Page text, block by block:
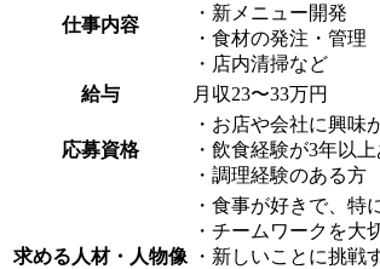
仕事内容
・新メニュー開発
・食材の発注・管理
・店内清掃など
給与
月収23〜33万円
応募資格
・お店や会社に興味
・飲食経験が3年以
・調理経験のある方
求める人材・人物像
・食事が好きで、特
・チームワークを大
・新しいことに挑戦